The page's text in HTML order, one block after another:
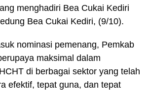
menghadiri Bea Cukai Kediri
Bea Cukai Kediri, (9/10).
nominasi pemenang, Pemkab
maksimal dalam
di berbagai sektor yang telah
efektif, tepat guna, dan tepat